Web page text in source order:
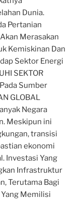
Dunia.
Pertanian
Merasakan
Kemiskinan Dan
Sektor Energi
SEKTOR
Sumber
GLOBAL
Negara
Meskipun ini
transisi
ekonomi
Investasi Yang
Infrastruktur
Terutama Bagi
Memilisi